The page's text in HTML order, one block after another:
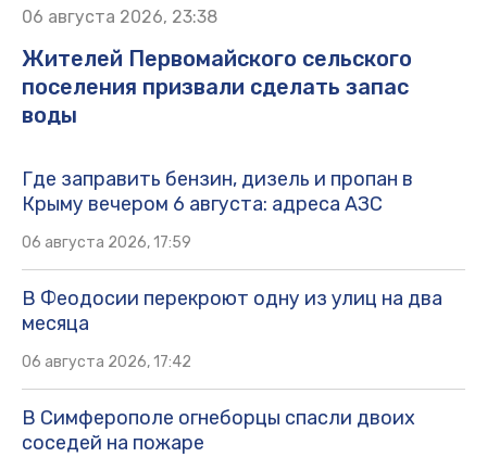
06 августа 2026, 23:38
Жителей Первомайского сельского
поселения призвали сделать запас
воды
Где заправить бензин, дизель и пропан в
Крыму вечером 6 августа: адреса АЗС
06 августа 2026, 17:59
В Феодосии перекроют одну из улиц на два
месяца
06 августа 2026, 17:42
В Симферополе огнеборцы спасли двоих
соседей на пожаре